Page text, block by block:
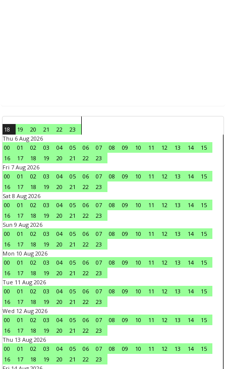
18 19 20 21 22
23
Thu 6 Aug 2026
00
01 02 03 04 05 06 07 08 09 10 11 12 13 14
15
16
17 18 19 20 21 22
23
Fri 7 Aug 2026
00
01 02 03 04 05 06 07 08 09 10 11 12 13 14
15
16
17 18 19 20 21 22
23
Sat 8 Aug 2026
00
01 02 03 04 05 06 07 08 09 10 11 12 13 14
15
16
17 18 19 20 21 22
23
Sun 9 Aug 2026
00
01 02 03 04 05 06 07 08 09 10 11 12 13 14
15
16
17 18 19 20 21 22
23
Mon 10 Aug 2026
00
01 02 03 04 05 06 07 08 09 10 11 12 13 14
15
16
17 18 19 20 21 22
23
Tue 11 Aug 2026
00
01 02 03 04 05 06 07 08 09 10 11 12 13 14
15
16
17 18 19 20 21 22
23
Wed 12 Aug 2026
00
01 02 03 04 05 06 07 08 09 10 11 12 13 14
15
16
17 18 19 20 21 22
23
Thu 13 Aug 2026
00
01 02 03 04 05 06 07 08 09 10 11 12 13 14
15
16
17 18 19 20 21 22
23